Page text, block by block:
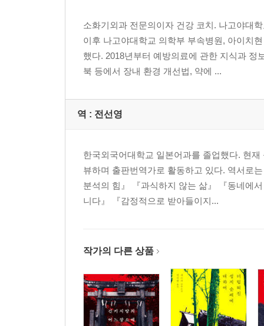
소화기외과 전문의이자 건강 코치. 나고야대
이후 나고야대학교 의학부 부속병원, 아이치
했다. 2018년부터 예방의료에 관한 지식과
북 등에서 장내 환경 개선법, 약에 ...
역 : 전선영
한국외국어대학교 일본어과를 졸업했다. 현
뷰하며 출판번역가로 활동하고 있다. 역서로
분석의 힘』 『과식하지 않는 삶』 『동네에
니다』 『감정적으로 받아들이지...
작가의 다른 상품